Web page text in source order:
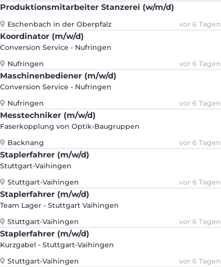
Produktionsmitarbeiter Stanzerei (w/m/d)
Eschenbach in der Oberpfalz vor 6 Tagen
Koordinator (m/w/d)
Conversion Service - Nufringen
Nufringen
vor 6 Tagen
Maschinenbediener (m/w/d)
Conversion Service - Nufringen
Nufringen
vor 6 Tagen
Messtechniker (m/w/d)
Faserkopplung von Optik-Baugruppen
Backnang
vor 6 Tagen
Staplerfahrer (m/w/d)
Stuttgart-Vaihingen
Stuttgart-Vaihingen
vor 6 Tagen
Staplerfahrer (m/w/d)
Team Lager - Stuttgart Vaihingen
Stuttgart-Vaihingen
vor 6 Tagen
Staplerfahrer (m/w/d)
Kurzgabel - Stuttgart-Vaihingen
Stuttgart-Vaihingen
vor 6 Tagen